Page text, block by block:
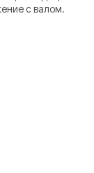
с валом.